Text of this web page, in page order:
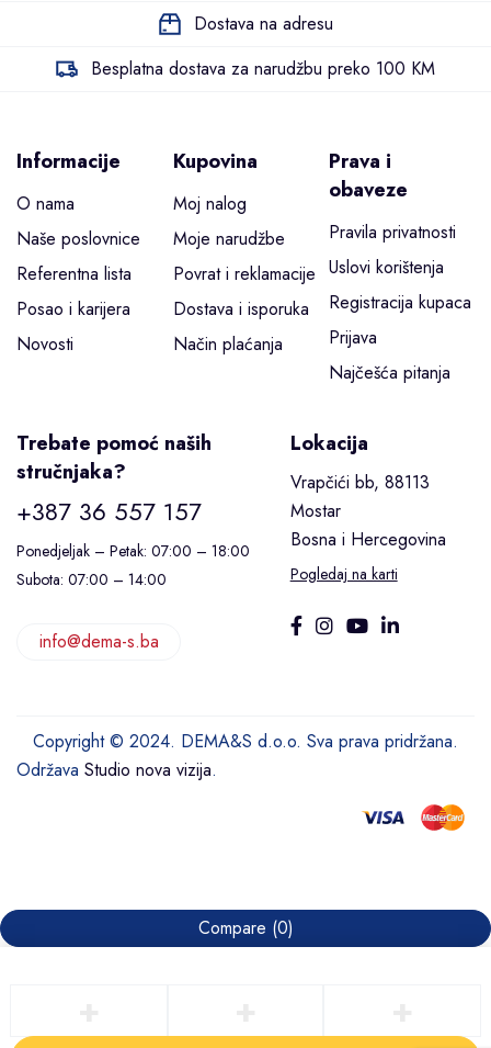
Dostava na adresu
Besplatna dostava za narudžbu preko 100 KM
Informacije
O nama
Naše poslovnice
Referentna lista
Posao i karijera
Novosti
Kupovina
Moj nalog
Moje narudžbe
Povrat i reklamacije
Dostava i isporuka
Način plaćanja
Prava i
obaveze
Pravila privatnosti
Uslovi korištenja
Registracija kupaca
Prijava
Najčešća pitanja
Trebate pomoć naših
stručnjaka?
+387 36 557 157
Ponedjeljak – Petak: 07:00 – 18:00
Subota: 07:00 – 14:00
info@dema-s.ba
Lokacija
Vrapčići bb, 88113
Mostar
Bosna i Hercegovina
Pogledaj na karti
Copyright © 2024. DEMA&S d.o.o. Sva prava pridržana.
Održava Studio nova vizija.
Compare (0)